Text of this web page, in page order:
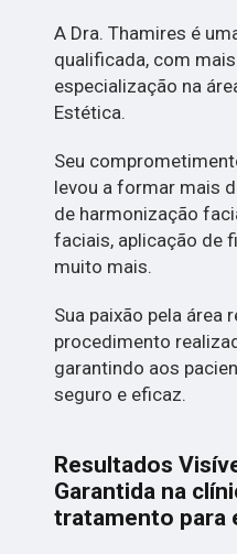
A Dra. Thamires é
qualificada, com
especialização na
Estética.
Seu
levou a formar mais
de harmonização
faciais, aplicação de
muito mais.
Sua paixão pela área
procedimento
garantindo aos
seguro e eficaz.
Resultados
Garantida na
tratamento para